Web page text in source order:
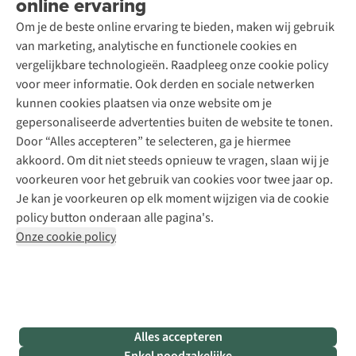
Om je de beste online ervaring te bieden, maken wij gebruik
van marketing, analytische en functionele cookies en
vergelijkbare technologieën. Raadpleeg onze cookie policy
voor meer informatie. Ook derden en sociale netwerken
kunnen cookies plaatsen via onze website om je
gepersonaliseerde advertenties buiten de website te tonen.
Door “Alles accepteren” te selecteren, ga je hiermee
akkoord. Om dit niet steeds opnieuw te vragen, slaan wij je
voorkeuren voor het gebruik van cookies voor twee jaar op.
Je kan je voorkeuren op elk moment wijzigen via de cookie
policy button onderaan alle pagina's.
Onze cookie policy
Alles accepteren
Contact
Toegankelijkheidsverklaring
Schoenonderhoud
Schoenherstelling
Kledingherstelling
Retouches
Voor bedrijven
Explore Academy
Explore Camp
Gear Check
Inspiratie & advies
Meld je aan voor de nieuwsbrief
Follow us
Disclaimer Privacy Policy
Algemene voorwaarden
Cookie Policy